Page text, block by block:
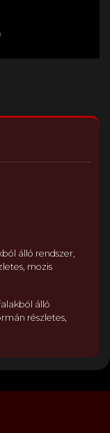
álló rendszer,
mozis
álló
részletes,